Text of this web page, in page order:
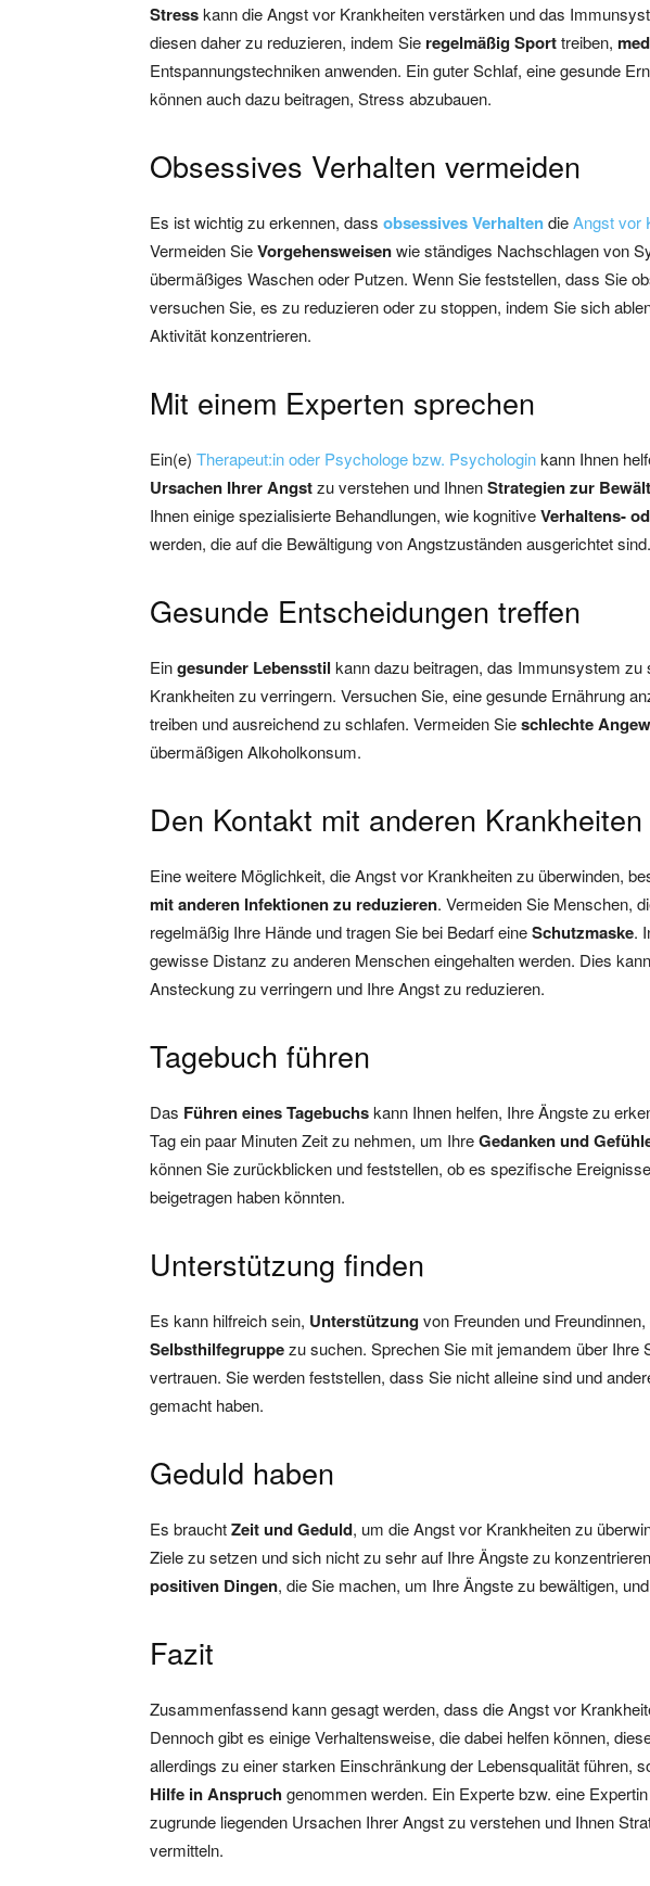
Stresskann die Angst vor Krankheiten verstärken und das
diesen daher zu reduzieren, indem Sie regelmäßig Sporttreiben,
Entspannungstechniken anwenden. Ein guter Schlaf, eine gesunde
können auch dazu beitragen, Stress abzubauen.
Obsessives Verhalten vermeiden
Es ist wichtig zu erkennen, dass obsessives VerhaltendieAngst vor
Vermeiden SieVorgehensweisenwie ständiges Nachschlagen von
übermäßiges Waschen oder Putzen. Wenn Sie feststellen, dass Sie
versuchen Sie, es zu reduzieren oder zu stoppen, indem Sie sich
Aktivität konzentrieren.
Mit einem Experten sprechen
Ein(e) Therapeut:in oder Psychologe bzw. Psychologinkann Ihnen
Ursachen Ihrer Angstzu verstehen und IhnenStrategien zur
Ihnen einige spezialisierte Behandlungen, wie kognitiveVerhaltens-
werden, die auf die Bewältigung von Angstzuständen ausgerichtet sind.
Gesunde Entscheidungen treffen
Eingesunder Lebensstil kann dazu beitragen, das Immunsystem
Krankheiten zu verringern. Versuchen Sie, eine gesunde Ernährung
treiben und ausreichend zu schlafen. Vermeiden Sieschlechte
übermäßigen Alkoholkonsum.
Den Kontakt mit anderen
Eine weitere Möglichkeit, die Angst vor Krankheiten zu überwinden,
mit anderen Infektionen zu reduzieren. Vermeiden Sie Menschen,
regelmäßig Ihre Hände und tragen Sie bei Bedarf eineSchutzmaske.
gewisse Distanz zu anderen Menschen eingehalten werden. Dies
Ansteckung zu verringern und Ihre Angst zu reduzieren.
Tagebuch führen
Das Führen eines Tagebuchskann Ihnen helfen, Ihre Ängste zu
Tag ein paar Minuten Zeit zu nehmen, um IhreGedanken und
können Sie zurückblicken und feststellen, ob es spezifische
beigetragen haben könnten.
Unterstützung finden
Es kann hilfreich sein, Unterstützungvon Freunden und
Selbsthilfegruppezu suchen. Sprechen Sie mit jemandem über Ihre
vertrauen. Sie werden feststellen, dass Sie nicht alleine sind und
gemacht haben.
Geduld haben
Es brauchtZeit und Geduld, um die Angst vor Krankheiten zu
Ziele zu setzen und sich nicht zu sehr auf Ihre Ängste zu
positiven Dingen, die Sie machen, um Ihre Ängste zu bewältigen,
Fazit
Zusammenfassend kann gesagt werden, dass die Angst vor
Dennoch gibt es einige Verhaltensweise, die dabei helfen können,
allerdings zu einer starken Einschränkung der Lebensqualität führen,
Hilfe in Anspruchgenommen werden. Ein Experte bzw. eine
zugrunde liegenden Ursachen Ihrer Angst zu verstehen und Ihnen
vermitteln.